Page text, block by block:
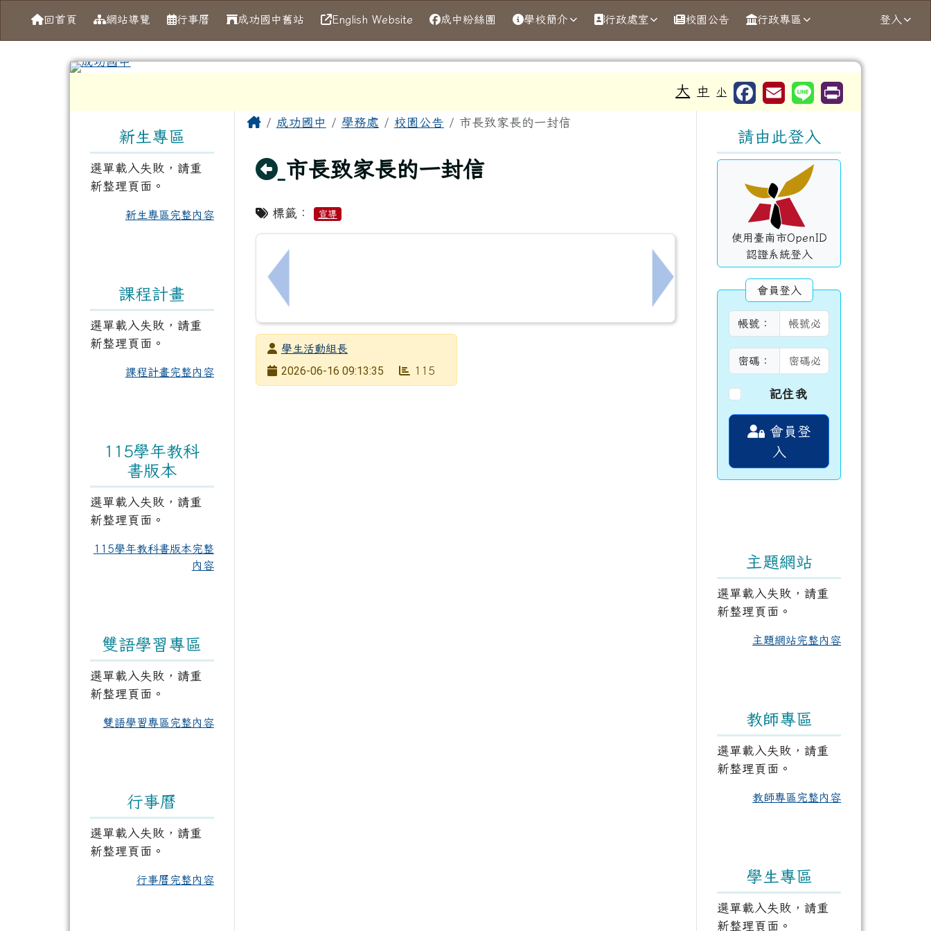
台南市成功國中
導覽列
回首頁 網站導覽 行事曆 成功國中舊站 English Website 成中粉絲團 學校簡介 行政處室 校園公告 行政專區 登入
大 中 小
左邊區域內容
新生專區
選單載入失敗，請重
新整理頁面。
新生專區完整內容
課程計畫
選單載入失敗，請重
新整理頁面。
課程計畫完整內容
115學年教科
書版本
選單載入失敗，請重
新整理頁面。
115學年教科書版本完整
內容
雙語學習專區
選單載入失敗，請重
新整理頁面。
雙語學習專區完整內容
行事曆
選單載入失敗，請重
新整理頁面。
行事曆完整內容
主內容區域
Home成功國中 學務處 校園公告 市長致家長的一封信
回上頁
市長致家長的一封信
標籤： 宣導
上一筆：轉知衛生福利部國民健康署115年效期內「青少年健康促進服務友善機構」名單1份。
下一筆：轉知臺南市衛生局辦理115年度青少年
發布者學生活動組長
發布日期
2026-06-16 09:13:35 115
右邊區域內容
請由此登入
使用臺南市OpenID
認證系統登入
會員登入
帳號：
密碼：
記住我
會員登
入
主題網站
選單載入失敗，請重
新整理頁面。
主題網站完整內容
教師專區
選單載入失敗，請重
新整理頁面。
教師專區完整內容
學生專區
選單載入失敗，請重
新整理頁面。
頁尾區域